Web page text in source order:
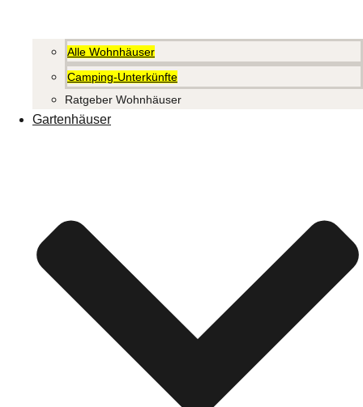
Alle Wohnhäuser
Camping-Unterkünfte
Ratgeber Wohnhäuser
Gartenhäuser